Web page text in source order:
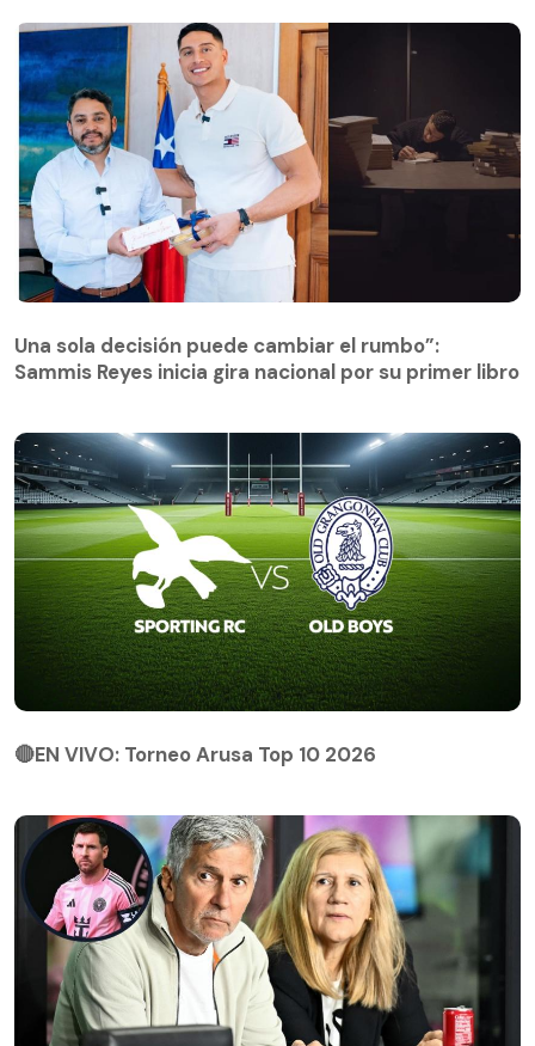
Una sola decisión puede cambiar el rumbo”:
Sammis Reyes inicia gira nacional por su primer libro
🔴EN VIVO: Torneo Arusa Top 10 2026